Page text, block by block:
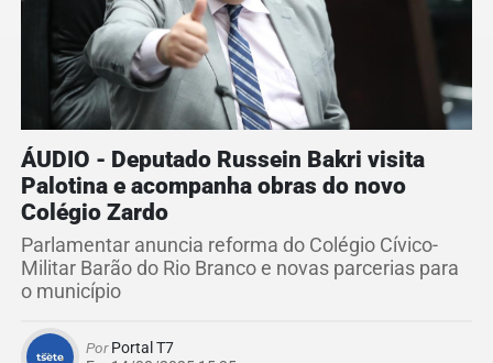
ÁUDIO - Deputado Russein Bakri visita
Palotina e acompanha obras do novo
Colégio Zardo
Parlamentar anuncia reforma do Colégio Cívico-
Militar Barão do Rio Branco e novas parcerias para
o município
PorPortal T7